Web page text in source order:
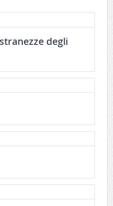
degli